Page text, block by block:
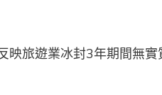
映旅遊業冰封3年期間無